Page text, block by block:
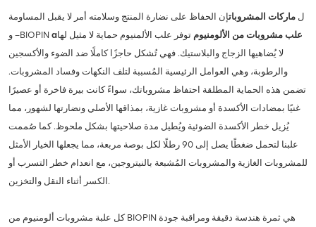
ل ماركات المشروباتإن الحفاظ على نضارة المنتج وسلامته أمر لا يقبل المساومة
– وBIOPIN a علب مشروبات من الألومنيوم توفر علب الألمنيوم حماية لا مثيل لها
لا يُضاهيها الزجاج والبلاستيك. فهي تُشكل حاجزًا كاملًا ضد الضوء والأكسجين
والرطوبة، وهي العوامل الرئيسية المُسببة لتلف النكهات وفساد المشروبات.
تضمن هذه الحماية المطلقة احتفاظ مشروباتك، سواءً كانت بيرة فاخرة أو عصيرًا
غنيًا بمضادات الأكسدة أو مشروبات غازية، بمذاقها الأصلي ونضارتها لشهور، مما
يُزيل خطر الأكسدة الضوئية ويُطيل مدة صلاحيتها بشكل ملحوظ. كما صُممت
علبنا لتحمل ضغطًا يصل إلى 90 رطلًا لكل بوصة مربعة، مما يجعلها الخيار الأمثل
للمشروبات الغازية والمشروبات المُشبعة بالنيتروجين، مع انعدام خطر التسرب أو
الكسر أثناء النقل والتخزين.
كل علبة مشروبات ألومنيوم من BIOPIN هي ثمرة هندسة دقيقة ومراقبة جودة